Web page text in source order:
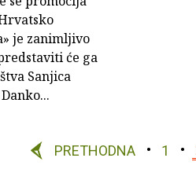
je zanimljivo
će ga
Sanjica
PRETHODNA 1